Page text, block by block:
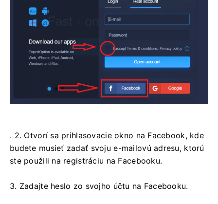
. 2. Otvorí sa prihlasovacie okno na Facebook, kde
budete musieť zadať svoju e-mailovú adresu, ktorú
ste použili na registráciu na Facebooku.
3. Zadajte heslo zo svojho účtu na Facebooku.